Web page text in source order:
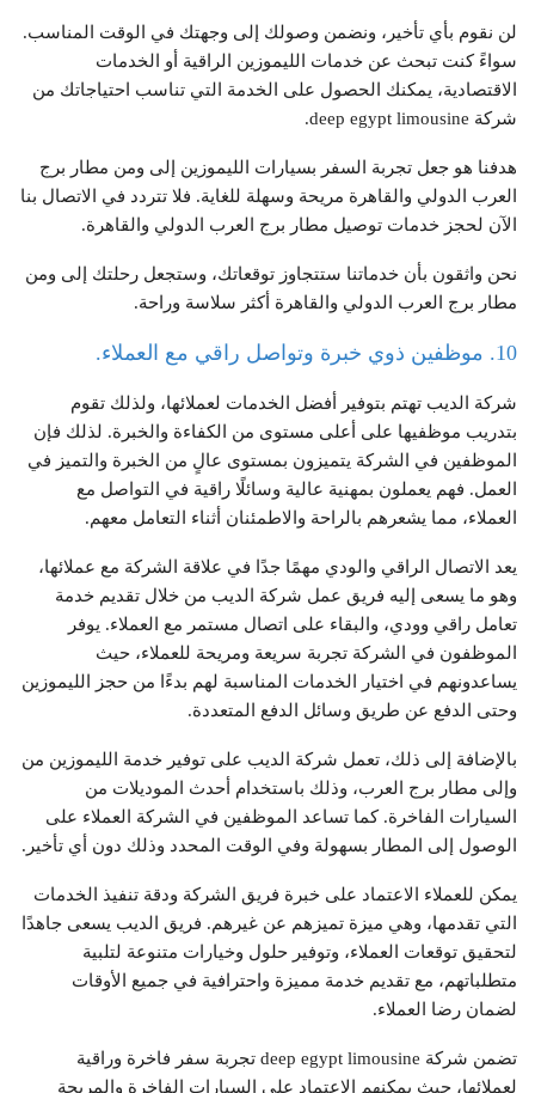
لن نقوم بأي تأخير، ونضمن وصولك إلى وجهتك في الوقت المناسب.
سواءً كنت تبحث عن خدمات الليموزين الراقية أو الخدمات
الاقتصادية، يمكنك الحصول على الخدمة التي تناسب احتياجاتك من
شركة deep egypt limousine.
هدفنا هو جعل تجربة السفر بسيارات الليموزين إلى ومن مطار برج
العرب الدولي والقاهرة مريحة وسهلة للغاية. فلا تتردد في الاتصال بنا
الآن لحجز خدمات توصيل مطار برج العرب الدولي والقاهرة.
نحن واثقون بأن خدماتنا ستتجاوز توقعاتك، وستجعل رحلتك إلى ومن
مطار برج العرب الدولي والقاهرة أكثر سلاسة وراحة.
10. موظفين ذوي خبرة وتواصل راقي مع العملاء.
شركة الديب تهتم بتوفير أفضل الخدمات لعملائها، ولذلك تقوم
بتدريب موظفيها على أعلى مستوى من الكفاءة والخبرة. لذلك فإن
الموظفين في الشركة يتميزون بمستوى عالٍ من الخبرة والتميز في
العمل. فهم يعملون بمهنية عالية وسائلًا راقية في التواصل مع
العملاء، مما يشعرهم بالراحة والاطمئنان أثناء التعامل معهم.
يعد الاتصال الراقي والودي مهمًا جدًا في علاقة الشركة مع عملائها،
وهو ما يسعى إليه فريق عمل شركة الديب من خلال تقديم خدمة
تعامل راقي وودي، والبقاء على اتصال مستمر مع العملاء. يوفر
الموظفون في الشركة تجربة سريعة ومريحة للعملاء، حيث
يساعدونهم في اختيار الخدمات المناسبة لهم بدءًا من حجز الليموزين
وحتى الدفع عن طريق وسائل الدفع المتعددة.
بالإضافة إلى ذلك، تعمل شركة الديب على توفير خدمة الليموزين من
وإلى مطار برج العرب، وذلك باستخدام أحدث الموديلات من
السيارات الفاخرة. كما تساعد الموظفين في الشركة العملاء على
الوصول إلى المطار بسهولة وفي الوقت المحدد وذلك دون أي تأخير.
يمكن للعملاء الاعتماد على خبرة فريق الشركة ودقة تنفيذ الخدمات
التي تقدمها، وهي ميزة تميزهم عن غيرهم. فريق الديب يسعى جاهدًا
لتحقيق توقعات العملاء، وتوفير حلول وخيارات متنوعة لتلبية
متطلباتهم، مع تقديم خدمة مميزة واحترافية في جميع الأوقات
لضمان رضا العملاء.
تضمن شركة deep egypt limousine تجربة سفر فاخرة وراقية
لعملائها، حيث يمكنهم الاعتماد على السيارات الفاخرة والمريحة